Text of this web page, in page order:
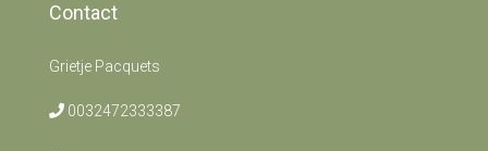
Contact
Grietje Pacquets
0032472333387